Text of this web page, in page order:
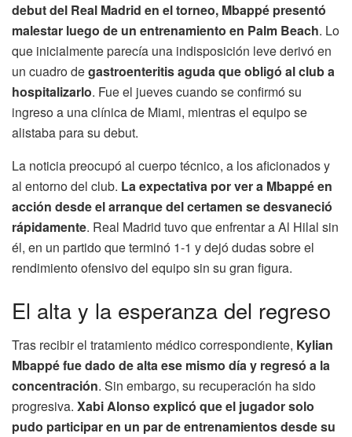
debut del Real Madrid en el torneo, Mbappé presentó
malestar luego de un entrenamiento en Palm Beach. Lo
que inicialmente parecía una indisposición leve derivó en
un cuadro degastroenteritis aguda que obligó al club a
hospitalizarlo. Fue el jueves cuando se confirmó su
ingreso a una clínica de Miami, mientras el equipo se
alistaba para su debut.
La noticia preocupó al cuerpo técnico, a los aficionados y
al entorno del club. La expectativa por ver a Mbappé en
acción desde el arranque del certamen se desvaneció
rápidamente. Real Madrid tuvo que enfrentar a Al Hilal sin
él, en un partido que terminó 1-1 y dejó dudas sobre el
rendimiento ofensivo del equipo sin su gran figura.
El alta y la esperanza del regreso
Tras recibir el tratamiento médico correspondiente, Kylian
Mbappé fue dado de alta ese mismo día y regresó a la
concentración. Sin embargo, su recuperación ha sido
progresiva. Xabi Alonso explicó que el jugador solo
pudo participar en un par de entrenamientos desde su